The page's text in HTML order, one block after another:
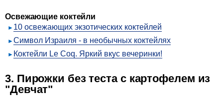
Освежающие коктейли
10 освежающих экзотических коктейлей
Символ Израиля - в необычных коктейлях
Коктейли Le Coq. Яркий вкус вечеринки!
3. Пирожки без теста с картофелем из
"Девчат"